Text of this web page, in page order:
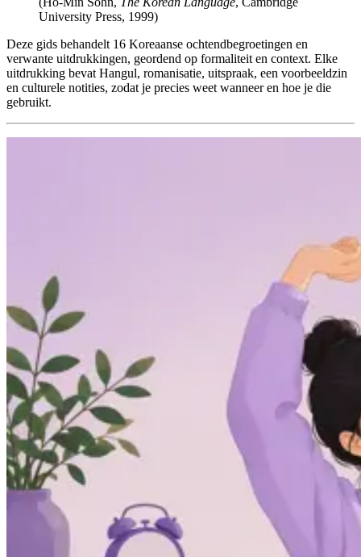
University Press, 1999)
Deze gids behandelt 16 Koreaanse ochtendbegroetingen en
verwante uitdrukkingen, geordend op formaliteit en context. Elke
uitdrukking bevat Hangul, romanisatie, uitspraak, een voorbeeldzin
en culturele notities, zodat je precies weet wanneer en hoe je die
gebruikt.